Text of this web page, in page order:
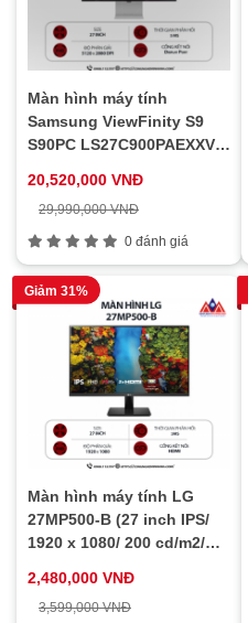
Màn hình máy tính
Samsung ViewFinity S9
S90PC LS27C900PAEXXV
cd/m2/ 5ms/ 60Hz)
20,520,000 VNĐ
29,990,000 VNĐ
0 đánh giá
Giảm 31%
Màn hình máy tính LG
27MP500-B (27 inch IPS/
1920 x 1080/ 200 cd/m2/
tháng
2,480,000 VNĐ
3,599,000 VNĐ